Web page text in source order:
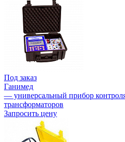
Под заказ
Ганимед
— универсальный прибор
трансформаторов
Запросить цену